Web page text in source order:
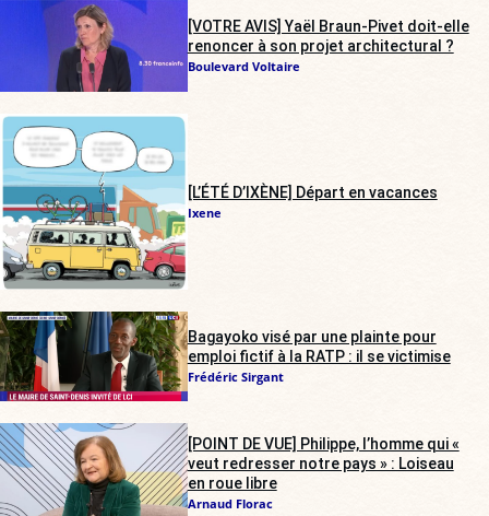
[VOTRE AVIS] Yaël Braun-Pivet doit-elle
renoncer à son projet architectural ?
Boulevard Voltaire
[L’ÉTÉ D’IXÈNE] Départ en vacances
Ixene
Bagayoko visé par une plainte pour
emploi fictif à la RATP : il se victimise
Frédéric Sirgant
[POINT DE VUE] Philippe, l’homme qui «
veut redresser notre pays » : Loiseau
en roue libre
Arnaud Florac